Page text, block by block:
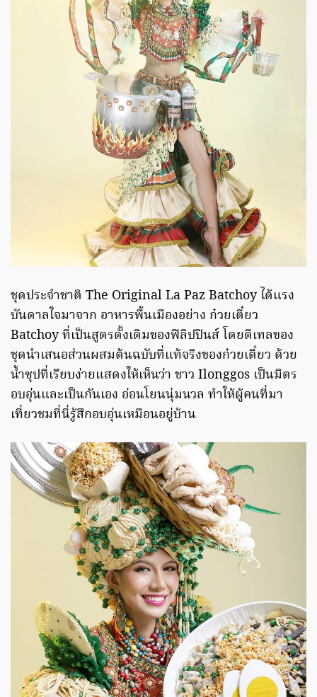
ชุดประจำชาติ The Original La Paz Batchoy ได้แรง
บันดาลใจมาจาก อาหารพื้นเมืองอย่าง ก๋วยเตี๋ยว
Batchoy ที่เป็นสูตรดั้งเดิมของฟิลิปปินส์ โดยดีเทลของ
ชุดนำเสนอส่วนผสมต้นฉบับที่แท้จริงของก๋วยเตี๋ยว ด้วย
น้ำซุปที่เรียบง่ายแสดงให้เห็นว่า ชาว Ilonggos เป็นมิตร
อบอุ่นและเป็นกันเอง อ่อนโยนนุ่มนวล ทำให้ผู้คนที่มา
เที่ยวชมที่นี่รู้สึกอบอุ่นเหมือนอยู่บ้าน